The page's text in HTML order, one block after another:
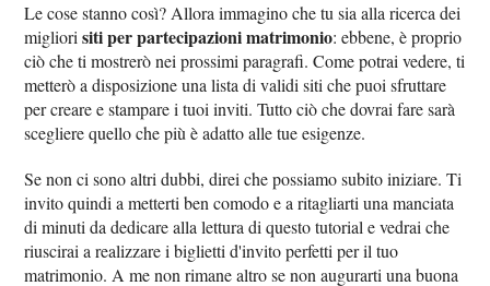
Le cose stanno così? Allora immagino che tu sia alla ricerca dei
migliorisiti per partecipazioni matrimonio: ebbene, è proprio
ciò che ti mostrerò nei prossimi paragrafi. Come potrai vedere, ti
metterò a disposizione una lista di validi siti che puoi sfruttare
per creare e stampare i tuoi inviti. Tutto ciò che dovrai fare sarà
scegliere quello che più è adatto alle tue esigenze.
Se non ci sono altri dubbi, direi che possiamo subito iniziare. Ti
invito quindi a metterti ben comodo e a ritagliarti una manciata
di minuti da dedicare alla lettura di questo tutorial e vedrai che
riuscirai a realizzare i biglietti d'invito perfetti per il tuo
matrimonio. A me non rimane altro se non augurarti una buona